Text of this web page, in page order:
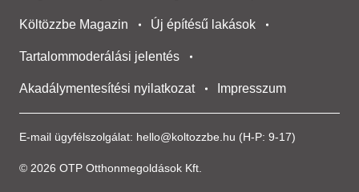
E-mail ügyfélszolgálat: hello@koltozzbe.hu (H-P: 9-17)
© 2026 OTP Otthonmegoldások Kft.
Költözzbe Magazin Új építésű lakások
Tartalommoderálási jelentés
Akadálymentesítési nyilatkozat Impresszum